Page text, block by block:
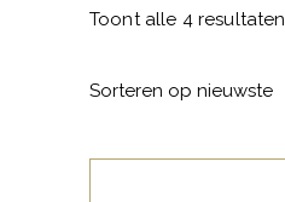
Toont alle 4 resultaten
Sorteren op nieuwste